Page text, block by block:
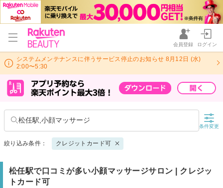
会員登録 ログイン
システムメンテナンスに伴うサービス停止のお知らせ 8月12日 (水)
2:00〜5:30
松任駅,小顔マッサージ
条件変更
絞り込み条件： クレジットカード可
松任駅で口コミが多い小顔マッサージサロン | クレジッ
トカード可